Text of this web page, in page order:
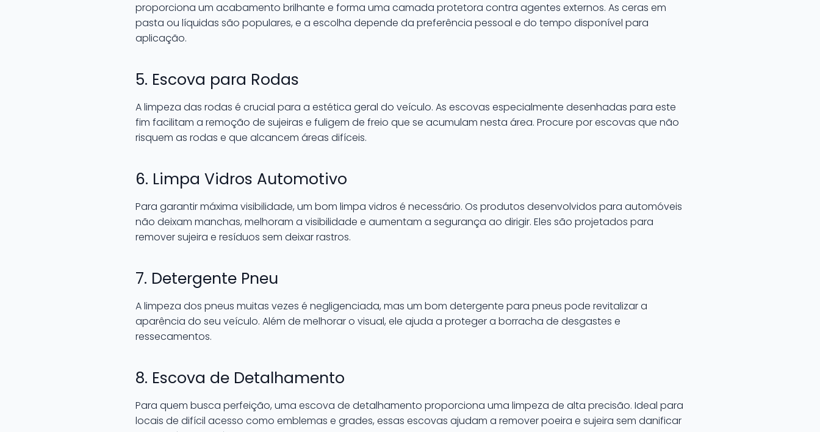
proporciona um acabamento brilhante e forma uma camada protetora contra agentes externos. As ceras em
pasta ou líquidas são populares, e a escolha depende da preferência pessoal e do tempo disponível para
aplicação.
5. Escova para Rodas
A limpeza das rodas é crucial para a estética geral do veículo. As escovas especialmente desenhadas para este
fim facilitam a remoção de sujeiras e fuligem de freio que se acumulam nesta área. Procure por escovas que não
risquem as rodas e que alcancem áreas difíceis.
6. Limpa Vidros Automotivo
Para garantir máxima visibilidade, um bom limpa vidros é necessário. Os produtos desenvolvidos para automóveis
não deixam manchas, melhoram a visibilidade e aumentam a segurança ao dirigir. Eles são projetados para
remover sujeira e resíduos sem deixar rastros.
7. Detergente Pneu
A limpeza dos pneus muitas vezes é negligenciada, mas um bom detergente para pneus pode revitalizar a
aparência do seu veículo. Além de melhorar o visual, ele ajuda a proteger a borracha de desgastes e
ressecamentos.
8. Escova de Detalhamento
Para quem busca perfeição, uma escova de detalhamento proporciona uma limpeza de alta precisão. Ideal para
locais de difícil acesso como emblemas e grades, essas escovas ajudam a remover poeira e sujeira sem danificar